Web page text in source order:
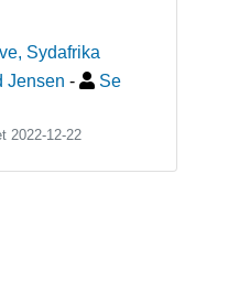
, Sydafrika
Jensen -
Se
2022-12-22